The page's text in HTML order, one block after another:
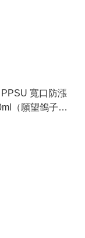
PPSU 寬口防漲
（願望鴿子）